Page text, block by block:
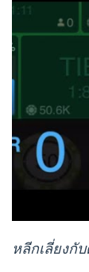
Get
you’d
more
information
about
working
หลีกเลี่ยงกั